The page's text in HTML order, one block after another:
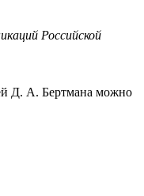
Российской
Д. А. Бертмана можно